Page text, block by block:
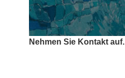
Nehmen Sie Kontakt auf.